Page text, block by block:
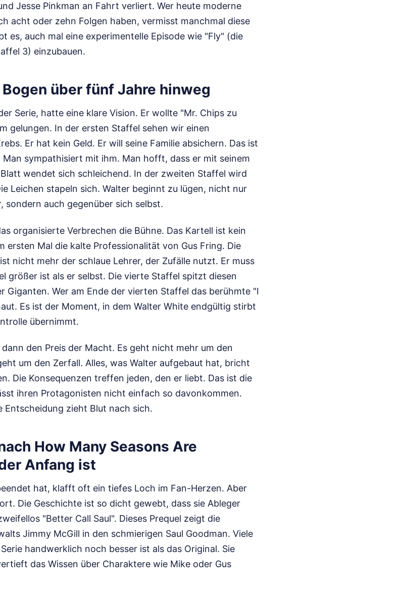
Jesse Pinkman an Fahrt verliert. Wer heute moderne
acht oder zehn Folgen haben, vermisst manchmal diese
es, auch mal eine experimentelle Episode wie "Fly" (die
3) einzubauen.
über fünf Jahre hinweg
Serie, hatte eine klare Vision. Er wollte "Mr. Chips zu
gelungen. In der ersten Staffel sehen wir einen
Er hat kein Geld. Er will seine Familie absichern. Das ist
sympathisiert mit ihm. Man hofft, dass er mit seinem
wendet sich schleichend. In der zweiten Staffel wird
Leichen stapeln sich. Walter beginnt zu lügen, nicht nur
sondern auch gegenüber sich selbst.
organisierte Verbrechen die Bühne. Das Kartell ist kein
ersten Mal die kalte Professionalität von Gus Fring. Die
nicht mehr der schlaue Lehrer, der Zufälle nutzt. Er muss
größer ist als er selbst. Die vierte Staffel spitzt diesen
Giganten. Wer am Ende der vierten Staffel das berühmte "I
Es ist der Moment, in dem Walter White endgültig stirbt
übernimmt.
den Preis der Macht. Es geht nicht mehr um den
um den Zerfall. Alles, was Walter aufgebaut hat, bricht
Die Konsequenzen treffen jeden, den er liebt. Das ist die
ihren Protagonisten nicht einfach so davonkommen.
Entscheidung zieht Blut nach sich.
How Many Seasons Are
Anfang ist
hat, klafft oft ein tiefes Loch im Fan-Herzen. Aber
Die Geschichte ist so dicht gewebt, dass sie Ableger
"Better Call Saul". Dieses Prequel zeigt die
Jimmy McGill in den schmierigen Saul Goodman. Viele
handwerklich noch besser ist als das Original. Sie
das Wissen über Charaktere wie Mike oder Gus